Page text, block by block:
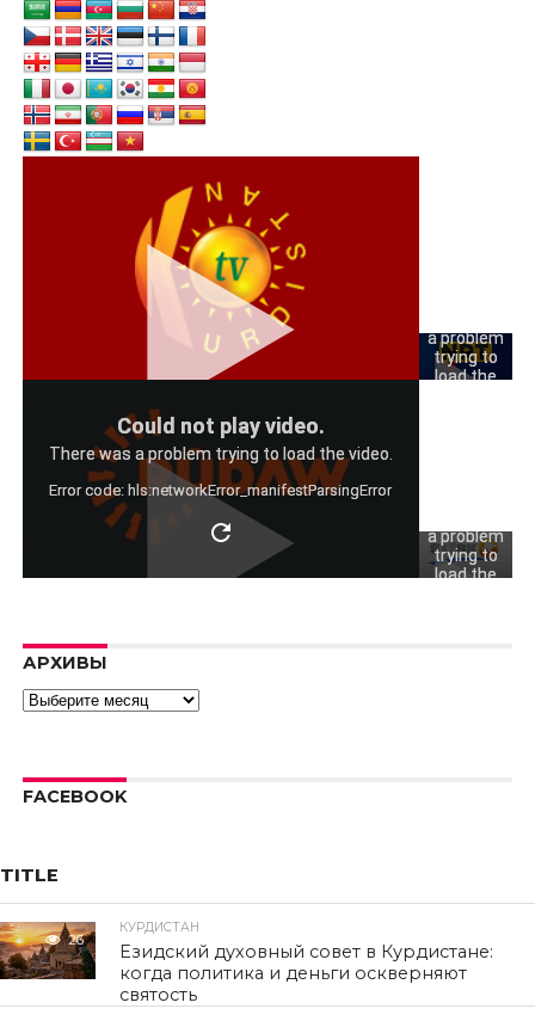
a problem
trying to
load the
Could not play video.
There was a problem trying to load the video.
Error code: hls:networkError_manifestParsingError
a problem
trying to
load the
АРХИВЫ
Архивы
FACEBOOK
TITLE
26
КУРДИСТАН
Езидский духовный совет в Курдистане:
когда политика и деньги оскверняют
святость